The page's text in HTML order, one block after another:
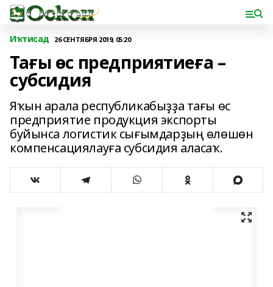
Иҡтисад 26 СЕНТЯБРЯ 2019, 05:20
Тағы өс предприятиеға –
субсидия
Яҡын арала республикабыҙҙа тағы өс
предприятие продукция экспорты
буйынса логистик сығымдарҙың өлөшөн
компенсациялауға субсидия аласаҡ.